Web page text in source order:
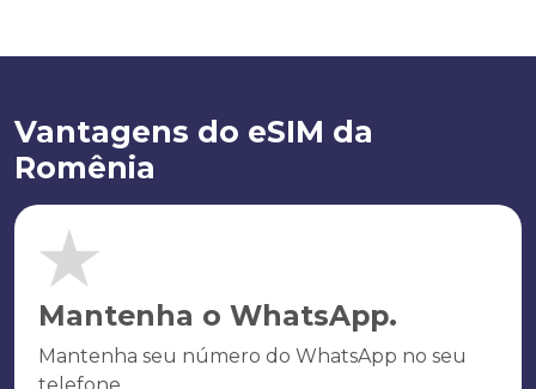
Vantagens do eSIM da
Romênia
Mantenha o WhatsApp.
Mantenha seu número do WhatsApp no seu